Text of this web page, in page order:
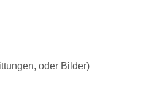
oder Bilder)